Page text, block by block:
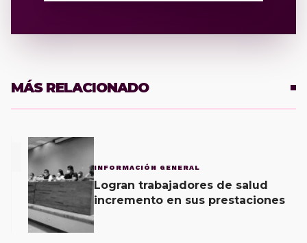
MÁS RELACIONADO
INFORMACIÓN GENERAL
Logran trabajadores de salud
incremento en sus prestaciones